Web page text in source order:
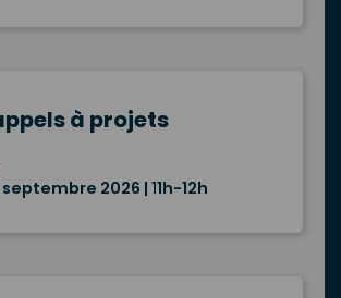
à projets
2026 | 11h-12h